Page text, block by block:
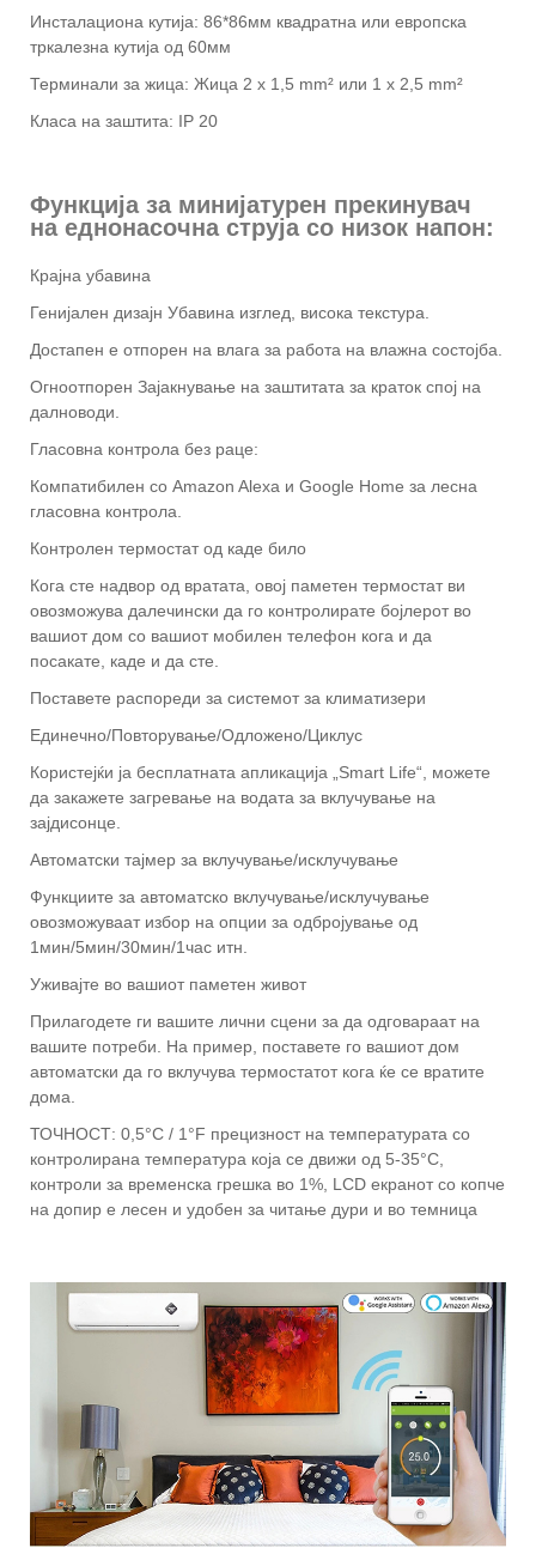
Инсталациона кутија: 86*86мм квадратна или европска
тркалезна кутија од 60мм
Терминали за жица: Жица 2 x 1,5 mm² или 1 x 2,5 mm²
Класа на заштита: IP 20
Функција за минијатурен прекинувач
на еднонасочна струја со низок напон:
Крајна убавина
Генијален дизајн Убавина изглед, висока текстура.
Достапен е отпорен на влага за работа на влажна состојба.
Огноотпорен Зајакнување на заштитата за краток спој на
далноводи.
Гласовна контрола без раце:
Компатибилен со Amazon Alexa и Google Home за лесна
гласовна контрола.
Контролен термостат од каде било
Кога сте надвор од вратата, овој паметен термостат ви
овозможува далечински да го контролирате бојлерот во
вашиот дом со вашиот мобилен телефон кога и да
посакате, каде и да сте.
Поставете распореди за системот за климатизери
Единечно/Повторување/Одложено/Циклус
Користејќи ја бесплатната апликација „Smart Life“, можете
да закажете загревање на водата за вклучување на
зајдисонце.
Автоматски тајмер за вклучување/исклучување
Функциите за автоматско вклучување/исклучување
овозможуваат избор на опции за одбројување од
1мин/5мин/30мин/1час итн.
Уживајте во вашиот паметен живот
Прилагодете ги вашите лични сцени за да одговараат на
вашите потреби. На пример, поставете го вашиот дом
автоматски да го вклучува термостатот кога ќе се вратите
дома.
ТОЧНОСТ: 0,5°C / 1°F прецизност на температурата со
контролирана температура која се движи од 5-35°C,
контроли за временска грешка во 1%, LCD екранот со копче
на допир е лесен и удобен за читање дури и во темница